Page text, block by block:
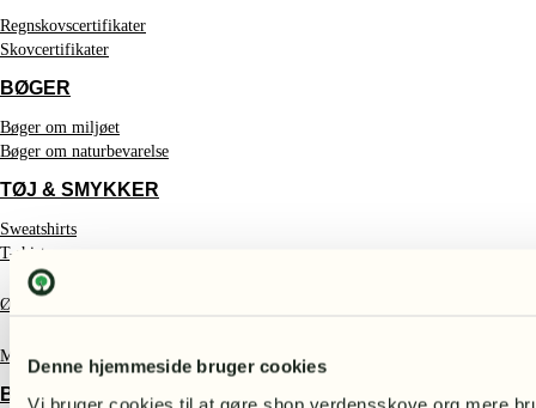
Denne hjemmeside bruger cookies
Vi bruger cookies til at gøre shop.verdensskove.org mere
Regnskovscertifikater
Skovcertifikater
BØGER
Bøger om miljøet
Bøger om naturbevarelse
TØJ & SMYKKER
Sweatshirts
T-shirts
Øreringe
Muleposer
BØRN